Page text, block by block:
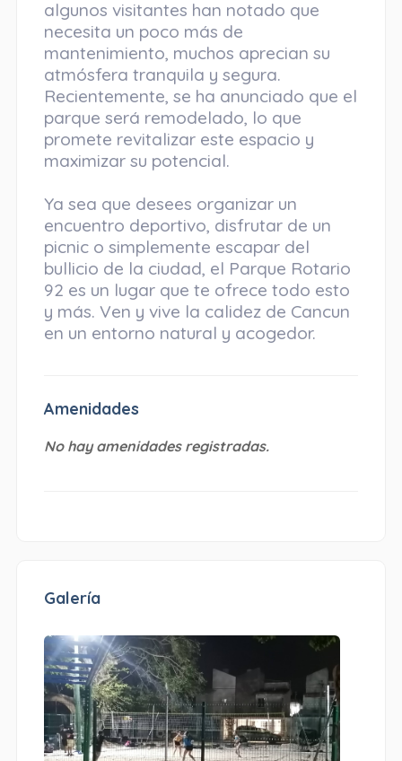
algunos visitantes han notado que
necesita un poco más de
mantenimiento, muchos aprecian su
atmósfera tranquila y segura.
Recientemente, se ha anunciado que el
parque será remodelado, lo que
promete revitalizar este espacio y
maximizar su potencial.
Ya sea que desees organizar un
encuentro deportivo, disfrutar de un
picnic o simplemente escapar del
bullicio de la ciudad, el Parque Rotario
92 es un lugar que te ofrece todo esto
y más. Ven y vive la calidez de Cancun
en un entorno natural y acogedor.
Amenidades
No hay amenidades registradas.
Galería